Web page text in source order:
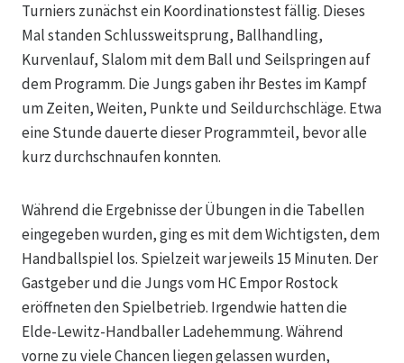
Turniers zunächst ein Koordinationstest fällig. Dieses
Mal standen Schlussweitsprung, Ballhandling,
Kurvenlauf, Slalom mit dem Ball und Seilspringen auf
dem Programm. Die Jungs gaben ihr Bestes im Kampf
um Zeiten, Weiten, Punkte und Seildurchschläge. Etwa
eine Stunde dauerte dieser Programmteil, bevor alle
kurz durchschnaufen konnten.
Während die Ergebnisse der Übungen in die Tabellen
eingegeben wurden, ging es mit dem Wichtigsten, dem
Handballspiel los. Spielzeit war jeweils 15 Minuten. Der
Gastgeber und die Jungs vom HC Empor Rostock
eröffneten den Spielbetrieb. Irgendwie hatten die
Elde-Lewitz-Handballer Ladehemmung. Während
vorne zu viele Chancen liegen gelassen wurden,